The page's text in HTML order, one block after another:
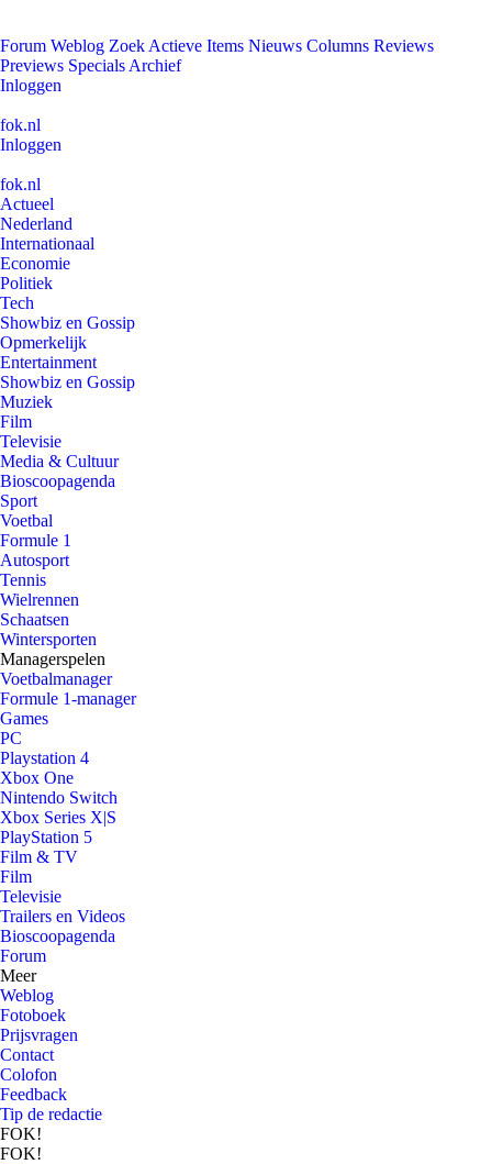
Forum Weblog Zoek Actieve Items Nieuws Columns Reviews
Previews Specials Archief
Inloggen
fok.nl
Inloggen
fok.nl
Actueel
Nederland
Internationaal
Economie
Politiek
Tech
Showbiz en Gossip
Opmerkelijk
Entertainment
Showbiz en Gossip
Muziek
Film
Televisie
Media & Cultuur
Bioscoopagenda
Sport
Voetbal
Formule 1
Autosport
Tennis
Wielrennen
Schaatsen
Wintersporten
Managerspelen
Voetbalmanager
Formule 1-manager
Games
PC
Playstation 4
Xbox One
Nintendo Switch
Xbox Series X|S
PlayStation 5
Film & TV
Film
Televisie
Trailers en Videos
Bioscoopagenda
Forum
Meer
Weblog
Fotoboek
Prijsvragen
Contact
Colofon
Feedback
Tip de redactie
FOK!
FOK!